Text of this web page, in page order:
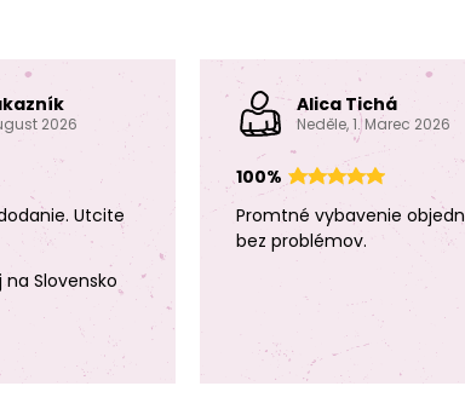
2026
Utcite
Slovensko
Alica Tichá
Neděle, 1. Marec 2026
100%
Promtné vybavenie
bez problémov.